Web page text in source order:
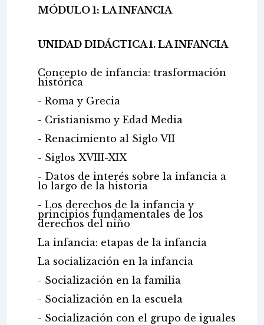
MÓDULO 1: LA INFANCIA
UNIDAD DIDÁCTICA 1. LA INFANCIA
Concepto de infancia: trasformación
histórica
- Roma y Grecia
- Cristianismo y Edad Media
- Renacimiento al Siglo VII
- Siglos XVIII-XIX
- Datos de interés sobre la infancia a
lo largo de la historia
- Los derechos de la infancia y
principios fundamentales de los
derechos del niño
La infancia: etapas de la infancia
La socialización en la infancia
- Socialización en la familia
- Socialización en la escuela
- Socialización con el grupo de iguales